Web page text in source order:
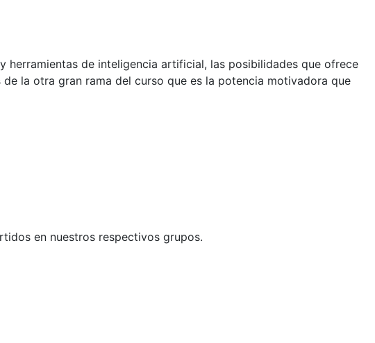
de inteligencia artificial, las posibilidades que ofrece
la otra gran rama del curso que es la potencia motivadora que
en nuestros respectivos grupos.